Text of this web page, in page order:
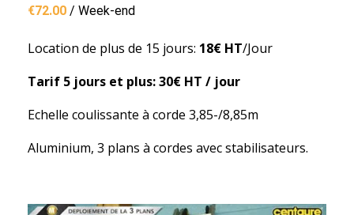
€72.00 / Week-end
Location de plus de 15 jours: 18€ HT/Jour
Tarif 5 jours et plus: 30€ HT / jour
Echelle coulissante à corde 3,85-/8,85m
Aluminium, 3 plans à cordes avec stabilisateurs.